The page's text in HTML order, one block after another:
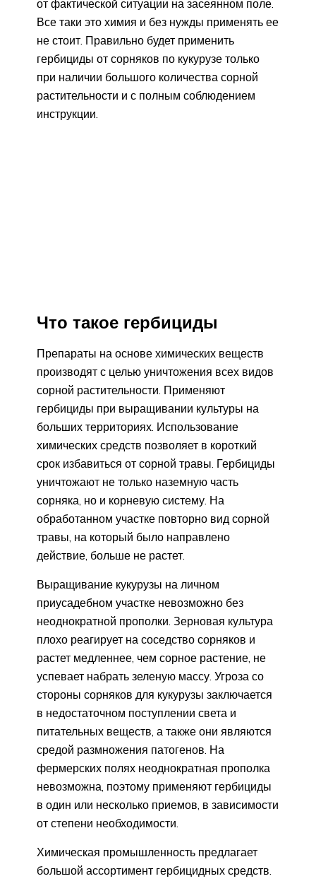
от фактической ситуации на засеянном поле.
Все таки это химия и без нужды применять ее
не стоит. Правильно будет применить
гербициды от сорняков по кукурузе только
при наличии большого количества сорной
растительности и с полным соблюдением
инструкции.
Что такое гербициды
Препараты на основе химических веществ
производят с целью уничтожения всех видов
сорной растительности. Применяют
гербициды при выращивании культуры на
больших территориях. Использование
химических средств позволяет в короткий
срок избавиться от сорной травы. Гербициды
уничтожают не только наземную часть
сорняка, но и корневую систему. На
обработанном участке повторно вид сорной
травы, на который было направлено
действие, больше не растет.
Выращивание кукурузы на личном
приусадебном участке невозможно без
неоднократной прополки. Зерновая культура
плохо реагирует на соседство сорняков и
растет медленнее, чем сорное растение, не
успевает набрать зеленую массу. Угроза со
стороны сорняков для кукурузы заключается
в недостаточном поступлении света и
питательных веществ, а также они являются
средой размножения патогенов. На
фермерских полях неоднократная прополка
невозможна, поэтому применяют гербициды
в один или несколько приемов, в зависимости
от степени необходимости.
Химическая промышленность предлагает
большой ассортимент гербицидных средств.